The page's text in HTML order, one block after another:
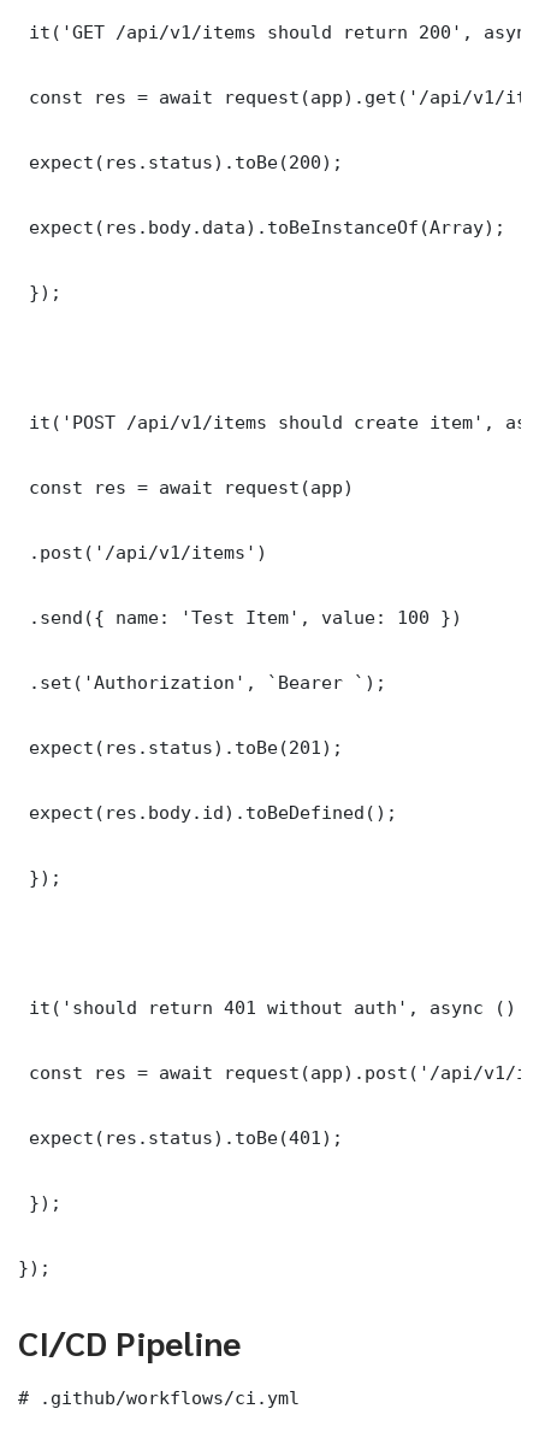
it('GET /api/v1/items should return 200',
const res = await request(app).get('/api/v1/
expect(res.status).toBe(200);
expect(res.body.data).toBeInstanceOf(Array);
});
it('POST /api/v1/items should create item',
const res = await request(app)
.post('/api/v1/items')
.send({ name: 'Test Item', value: 100 })
.set('Authorization', `Bearer `);
expect(res.status).toBe(201);
expect(res.body.id).toBeDefined();
});
it('should return 401 without auth', async ()
const res = await request(app).post('/api/v1/
expect(res.status).toBe(401);
});
});
CI/CD Pipeline
# .github/workflows/ci.yml